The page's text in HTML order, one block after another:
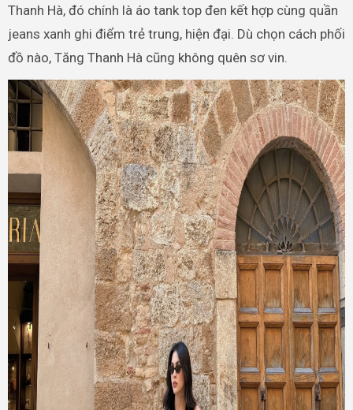
Thanh Hà, đó chính là áo tank top đen kết hợp cùng quần
jeans xanh ghi điểm trẻ trung, hiện đại. Dù chọn cách phối
đồ nào, Tăng Thanh Hà cũng không quên sơ vin.